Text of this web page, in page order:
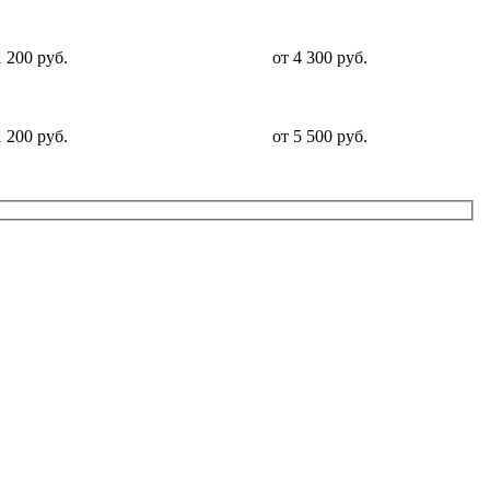
200 руб. от 4 300 руб.
200 руб. от 5 500 руб.